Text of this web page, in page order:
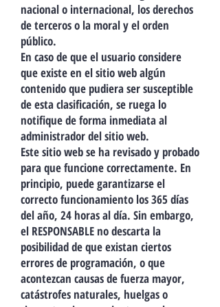
nacional o internacional, los derechos
de terceros o la moral y el orden
público.
En caso de que el usuario considere
que existe en el sitio web algún
contenido que pudiera ser susceptible
de esta clasificación, se ruega lo
notifique de forma inmediata al
administrador del sitio web.
Este sitio web se ha revisado y probado
para que funcione correctamente. En
principio, puede garantizarse el
correcto funcionamiento los 365 días
del año, 24 horas al día. Sin embargo,
el RESPONSABLE no descarta la
posibilidad de que existan ciertos
errores de programación, o que
acontezcan causas de fuerza mayor,
catástrofes naturales, huelgas o